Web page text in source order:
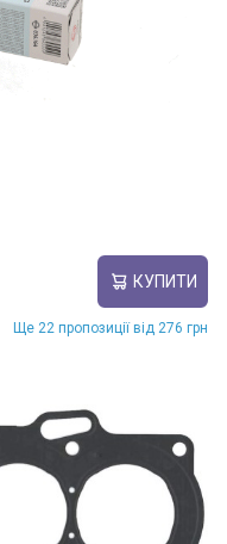
КУПИТИ
Ще 22 пропозиції від 276 грн